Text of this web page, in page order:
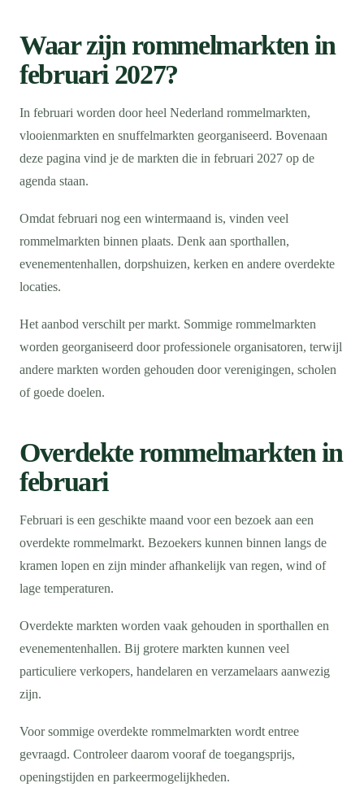
Waar zijn rommelmarkten in
februari 2027?
In februari worden door heel Nederland rommelmarkten,
vlooienmarkten en snuffelmarkten georganiseerd. Bovenaan
deze pagina vind je de markten die in februari 2027 op de
agenda staan.
Omdat februari nog een wintermaand is, vinden veel
rommelmarkten binnen plaats. Denk aan sporthallen,
evenementenhallen, dorpshuizen, kerken en andere overdekte
locaties.
Het aanbod verschilt per markt. Sommige rommelmarkten
worden georganiseerd door professionele organisatoren, terwijl
andere markten worden gehouden door verenigingen, scholen
of goede doelen.
Overdekte rommelmarkten in
februari
Februari is een geschikte maand voor een bezoek aan een
overdekte rommelmarkt. Bezoekers kunnen binnen langs de
kramen lopen en zijn minder afhankelijk van regen, wind of
lage temperaturen.
Overdekte markten worden vaak gehouden in sporthallen en
evenementenhallen. Bij grotere markten kunnen veel
particuliere verkopers, handelaren en verzamelaars aanwezig
zijn.
Voor sommige overdekte rommelmarkten wordt entree
gevraagd. Controleer daarom vooraf de toegangsprijs,
openingstijden en parkeermogelijkheden.